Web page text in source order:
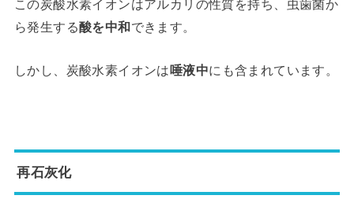
この炭酸水素イオンはアルカリの性質を持ち、虫歯菌か
ら発生する酸を中和できます。
しかし、炭酸水素イオンは唾液中にも含まれています。
再石灰化